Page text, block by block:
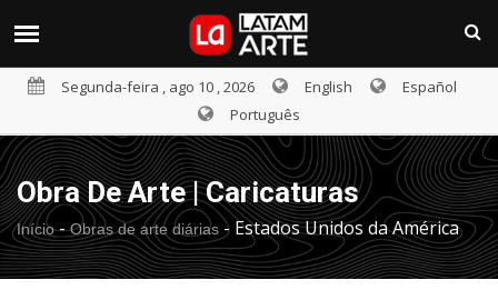
Segunda-feira , ago 10 , 2026 English
Español
Português
Obra De Arte | Caricaturas
Início- Obras de arte diárias - Estados Unidos da América